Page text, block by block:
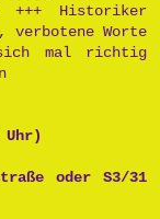
+++ Historiker
verbotene Worte
mal richtig
oder S3/31